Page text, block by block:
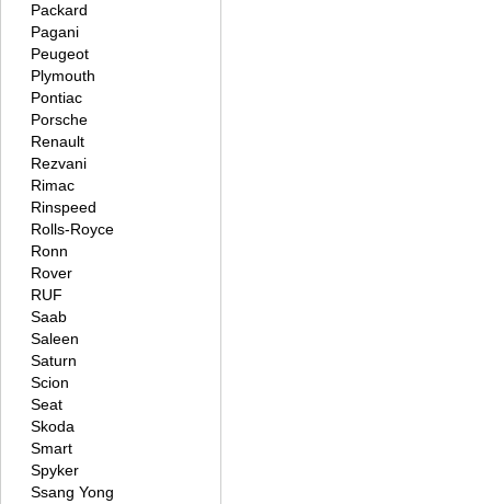
Packard
Pagani
Peugeot
Plymouth
Pontiac
Porsche
Renault
Rezvani
Rimac
Rinspeed
Rolls-Royce
Ronn
Rover
RUF
Saab
Saleen
Saturn
Scion
Seat
Skoda
Smart
Spyker
Ssang Yong